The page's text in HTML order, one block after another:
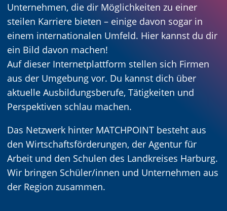
Unternehmen, die dir Möglichkeiten zu einer
steilen Karriere bieten – einige davon sogar in
einem internationalen Umfeld. Hier kannst du dir
ein Bild davon machen!
Auf dieser Internetplattform stellen sich Firmen
aus der Umgebung vor. Du kannst dich über
aktuelle Ausbildungsberufe, Tätigkeiten und
Perspektiven schlau machen.
Das Netzwerk hinter MATCHPOINT besteht aus
den Wirtschaftsförderungen, der Agentur für
Arbeit und den Schulen des Landkreises Harburg.
Wir bringen Schüler/innen und Unternehmen aus
der Region zusammen.